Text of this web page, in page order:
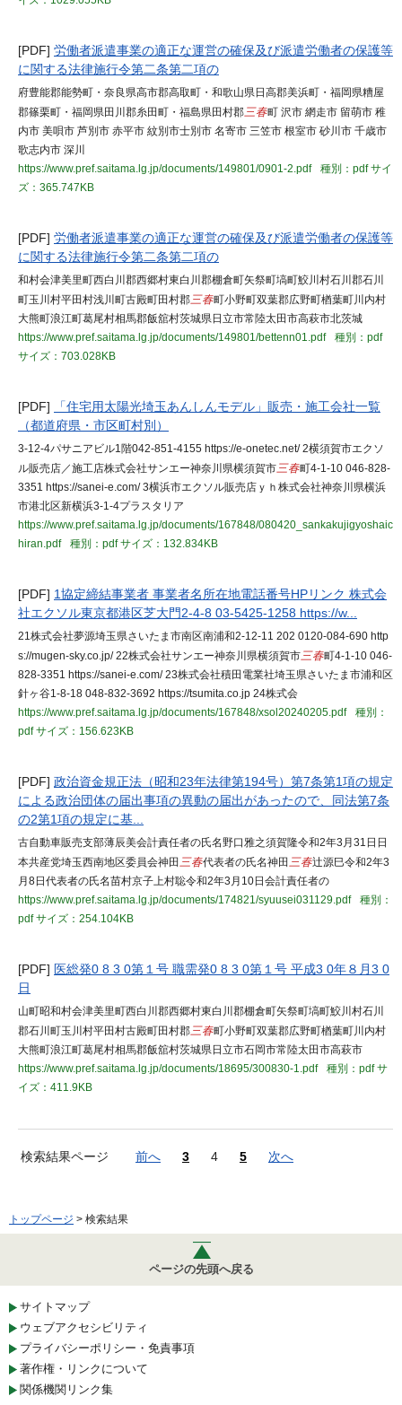
[PDF] 労働者派遣事業の適正な運営の確保及び派遣労働者の保護等
に関する法律施行令第二条第二項の
府豊能郡能勢町・奈良県高市郡高取町・和歌山県日高郡美浜町・福岡県糟屋
郡篠栗町・福岡県田川郡糸田町・福島県田村郡三春町 沢市 網走市 留萌市 稚
内市 美唄市 芦別市 赤平市 紋別市士別市 名寄市 三笠市 根室市 砂川市 千歳市
歌志内市 深川
https://www.pref.saitama.lg.jp/documents/149801/0901-2.pdf
種別：pdfサイ
ズ：365.747KB
[PDF] 労働者派遣事業の適正な運営の確保及び派遣労働者の保護等
に関する法律施行令第二条第二項の
和村会津美里町西白川郡西郷村東白川郡棚倉町矢祭町塙町鮫川村石川郡石川
町玉川村平田村浅川町古殿町田村郡三春町小野町双葉郡広野町楢葉町川内村
大熊町浪江町葛尾村相馬郡飯舘村茨城県日立市常陸太田市高萩市北茨城
https://www.pref.saitama.lg.jp/documents/149801/bettenn01.pdf
種別：pdf
サイズ：703.028KB
[PDF]
「住宅用太陽光埼玉あんしんモデル」販売・施工会社一覧
（都道府県・市区町村別）
3-12-4パサニアビル1階042-851-4155 https://e-onetec.net/ 2横須賀市エクソ
ル販売店／施工店株式会社サンエー神奈川県横須賀市三春町4-1-10 046-828-
3351 https://sanei-e.com/ 3横浜市エクソル販売店ｙｈ株式会社神奈川県横浜
市港北区新横浜3-1-4プラスタリア
https://www.pref.saitama.lg.jp/documents/167848/080420_sankakujigyoshaic
hiran.pdf
種別：pdfサイズ：132.834KB
[PDF] 1協定締結事業者 事業者名所在地電話番号HPリンク 株式会
社エクソル東京都港区芝大門2-4-8 03-5425-1258 https://w...
21株式会社夢源埼玉県さいたま市南区南浦和2-12-11 202 0120-084-690 http
s://mugen-sky.co.jp/ 22株式会社サンエー神奈川県横須賀市三春町4-1-10 046-
828-3351 https://sanei-e.com/ 23株式会社積田電業社埼玉県さいたま市浦和区
針ヶ谷1-8-18 048-832-3692 https://tsumita.co.jp 24株式会
https://www.pref.saitama.lg.jp/documents/167848/xsol20240205.pdf
種別：
pdfサイズ：156.623KB
[PDF] 政治資金規正法（昭和23年法律第194号）第7条第1項の規定
による政治団体の届出事項の異動の届出があったので、同法第7条
の2第1項の規定に基...
古自動車販売支部薄辰美会計責任者の氏名野口雅之須賀隆令和2年3月31日日
本共産党埼玉西南地区委員会神田三春代表者の氏名神田三春辻源巳令和2年3
月8日代表者の氏名苗村京子上村聡令和2年3月10日会計責任者の
https://www.pref.saitama.lg.jp/documents/174821/syuusei031129.pdf
種別：
pdfサイズ：254.104KB
[PDF] 医総発0 8 3 0第１号 職需発0 8 3 0第１号 平成3 0年８月3 0
日
山町昭和村会津美里町西白川郡西郷村東白川郡棚倉町矢祭町塙町鮫川村石川
郡石川町玉川村平田村古殿町田村郡三春町小野町双葉郡広野町楢葉町川内村
大熊町浪江町葛尾村相馬郡飯舘村茨城県日立市石岡市常陸太田市高萩市
https://www.pref.saitama.lg.jp/documents/18695/300830-1.pdf
種別：pdfサ
イズ：411.9KB
検索結果ページ 前へ 3 4 5 次へ
トップページ > 検索結果
ページの先頭へ戻る
サイトマップ
ウェブアクセシビリティ
プライバシーポリシー・免責事項
著作権・リンクについて
関係機関リンク集